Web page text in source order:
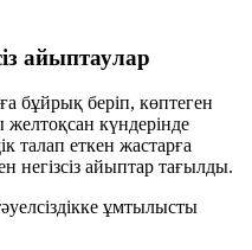
айыптаулар
бұйрық беріп, көптеген
күндерінде
талап еткен жастарға
негізсіз айыптар тағылды.
ұмтылысты